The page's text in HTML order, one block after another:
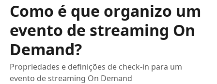
Como é que organizo um
evento de streaming On
Demand?
Propriedades e definições de check-in para um
evento de streaming On Demand